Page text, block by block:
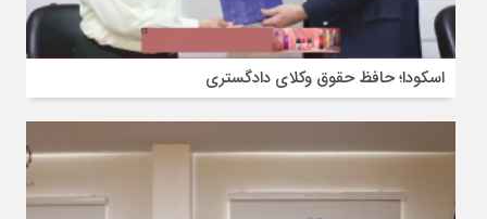
اسکودا؛ حافظ حقوق وکلای دادگستری